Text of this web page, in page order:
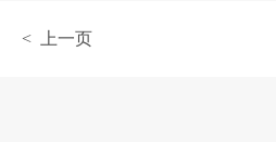
< 上一页